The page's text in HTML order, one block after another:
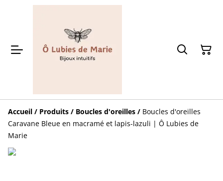
Accueil / Produits / Boucles d'oreilles / Boucles d'oreilles
Caravane Bleue en macramé et lapis-lazuli | Ô Lubies de
Marie